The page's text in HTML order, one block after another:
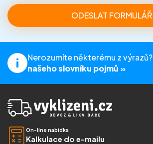
Nerozumíte některému z výrazů?
našeho slovníku pojmů »
On-line nabídka
Kalkulace do e-mailu